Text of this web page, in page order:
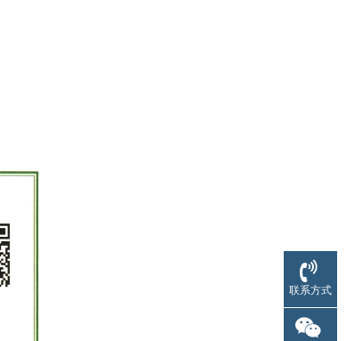
联系方式